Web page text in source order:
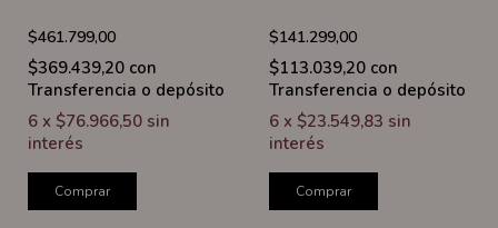
$461.799,00
$369.439,20 con
Transferencia o depósito
6 x $76.966,50 sin
interés
Comprar
$141.299,00
$113.039,20 con
Transferencia o depósito
6 x $23.549,83 sin
interés
Comprar